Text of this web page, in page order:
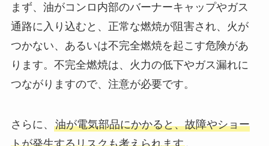
まず、油がコンロ内部のバーナーキャップやガス
通路に入り込むと、正常な燃焼が阻害され、火が
つかない、あるいは不完全燃焼を起こす危険があ
ります。不完全燃焼は、火力の低下やガス漏れに
つながりますので、注意が必要です。
さらに、 油が電気部品にかかると、故障やショー